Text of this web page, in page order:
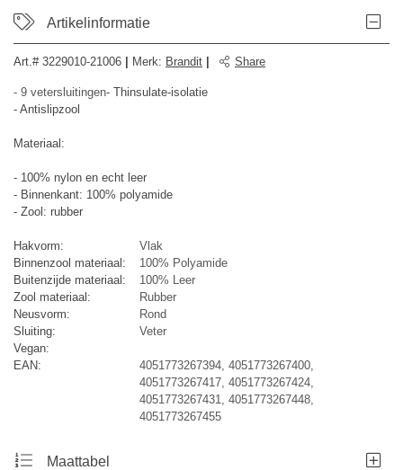
Artikelinformatie
Art.# 3229010-21006 Merk: Brandit Share
- 9 vetersluitingen- Thinsulate-isolatie
- Antislipzool
Materiaal:
- 100% nylon en echt leer
- Binnenkant: 100% polyamide
- Zool: rubber
Hakvorm:
Vlak
Binnenzool materiaal:
100% Polyamide
Buitenzijde materiaal:
100% Leer
Zool materiaal:
Rubber
Neusvorm:
Rond
Sluiting:
Veter
Vegan:
EAN:
4051773267394, 4051773267400,
4051773267417, 4051773267424,
4051773267431, 4051773267448,
4051773267455
Maattabel